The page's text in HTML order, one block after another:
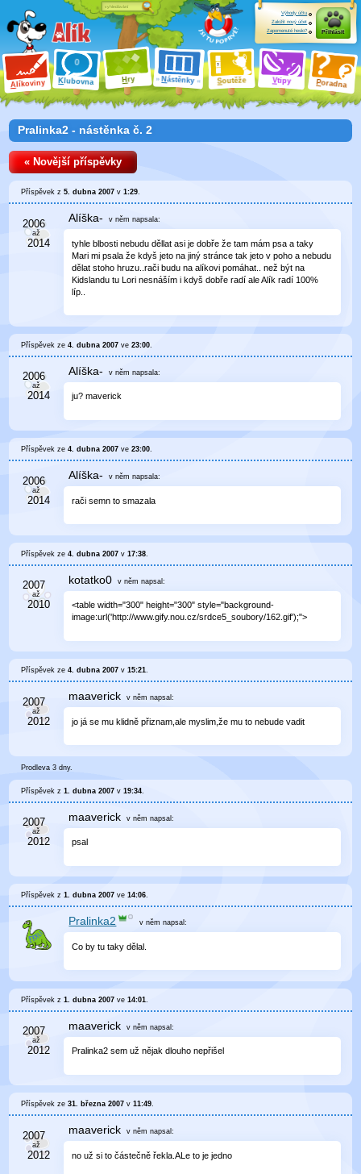
Alíkoviny Klubovna Hry Nástěnky Soutěže Vtipy Poradna
Výhody účtu
Založit nový účet
Zapomenuté heslo?
Přihlásit
Pralinka2 - nástěnka č. 2
« Novější příspěvky
Příspěvek z5. dubna 2007 v1:29.
Alíška- v něm napsala:
tyhle blbosti nebudu děllat asi je dobře že tam mám psa a taky
Mari mi psala že kdyš jeto na jiný stránce tak jeto v poho a nebudu
dělat stoho hruzu..rači budu na alíkovi pomáhat.. než být na
Kidslandu tu Lori nesnáším i kdyš dobře radí ale Alík radí 100%
líp..
Příspěvek ze4. dubna 2007 ve23:00
Alíška- v něm napsala:
ju? maverick
Příspěvek ze4. dubna 2007 ve23:00.
Alíška- v něm napsala:
rači semn to smazala
Příspěvek ze4. dubna 2007 v17:38
kotatko0 v něm napsal:
<table width="300" height="300" style="background-
image:url('http://www.gify.nou.cz/srdce5_soubory/162.gif');">
Příspěvek ze4. dubna 2007 v15:21.
maaverick v něm napsal:
jo já se mu klidně přiznam,ale myslim,že mu to nebude vadit
Prodleva 3 dny.
Příspěvek z1. dubna 2007 v19:34
maaverick v něm napsal:
psal
Příspěvek z1. dubna 2007 ve14:06.
Pralinka2 v něm napsal:
Co by tu taky dělal.
Příspěvek z1. dubna 2007 ve14:01
maaverick v něm napsal:
Pralinka2 sem už nějak dlouho nepřišel
Příspěvek ze31. března 2007 v11:49.
maaverick v něm napsal:
no už si to částečně řekla.ALe to je jedno